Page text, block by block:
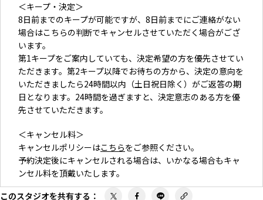
＜キープ・決定＞
8日前までのキープが可能ですが、8日前までにご連絡がない
場合はこちらの判断でキャンセルさせていただく場合がござ
います。
第1キープをご案内していても、決定希望の方を優先させてい
ただきます。第2キープ以降でお待ちの方から、決定の意向を
いただきましたら24時間以内（土日祝日除く）がご返答の期
日となります。24時間を過ぎますと、決定意志のある方を優
先させていただきます。
＜キャンセル料＞
キャンセルポリシーはこちらをご参照ください。
予約決定後にキャンセルされる場合は、いかなる場合もキャ
ンセル料を頂戴いたします。
このスタジオを共有する ：